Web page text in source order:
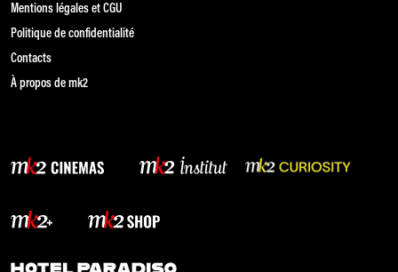
Mentions légales et CGU
Politique de confidentialité
Contacts
À propos de mk2